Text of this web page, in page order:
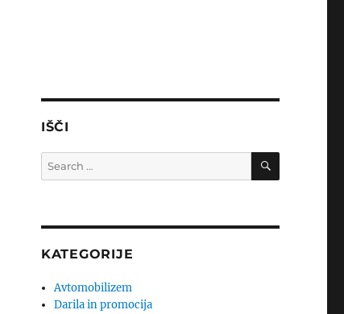
IŠČI
Search
for:
SEARCH
KATEGORIJE
Avtomobilizem
Darila in promocija